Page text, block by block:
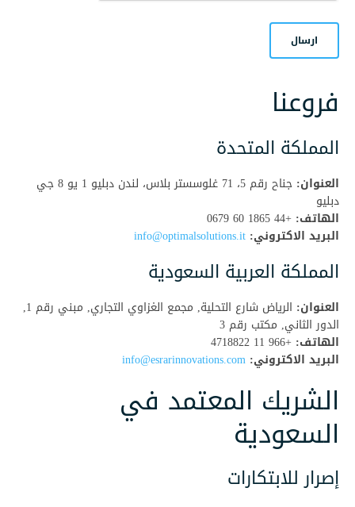
فروعنا
المملكة المتحدة
العنوان:
جناح رقم 5، 71 غلوسستر بلاس، لندن دبليو 1 يو 8 جي
دبليو
الهاتف: +44 1865 60 0679
البريد الاكتروني: info@optimalsolutions.it
المملكة العربية السعودية
العنوان:
الرياض شارع التحلية, مجمع الغزاوي التجاري, مبني رقم 1,
الدور الثاني, مكتب رقم 3
الهاتف: +966 11 4718822
البريد الاكتروني: info@esrarinnovations.com
الشريك المعتمد في
السعودية
إصرار للابتكارات